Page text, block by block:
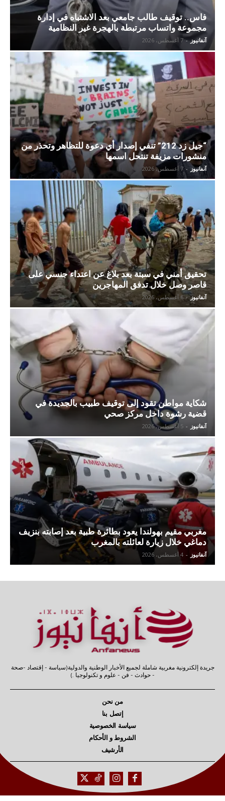
فاس.. توقيف طالب جامعي بعد الاشتباه في إدارة
مجموعة واتساب مرتبطة بالهجرة غير النظامية
آنفانيوز - 7 أغسطس، 2026
“جيل زد 212” تنفي إصدار أي دعوة للتظاهر وتحذر من
منشورات مزيفة تنتحل اسمها
آنفانيوز - 7 أغسطس، 2026
تحقيق أمني في سبتة بعد بلاغ عن اعتداء جنسي على
قاصر وصل خلال تدفق المهاجرين
آنفانيوز - 6 أغسطس، 2026
شكاية مواطن تقود إلى توقيف طبيب بالجديدة في
قضية رشوة داخل مركز صحي
آنفانيوز - 5 أغسطس، 2026
مغربي مقيم بهولندا يعود بطائرة طبية بعد إصابته بنزيف
دماغي خلال زيارة لعائلته بالمغرب
آنفانيوز - 4 أغسطس، 2026
جريدة إلكترونية مغربية شاملة لجميع الأخبار الوطنية والدولية(سياسة - إقتصاد -صحة
- حوادث - فن - علوم و تكنولوجيا .)
من نحن
إتصل بنا
سياسة الخصوصية
الشروط و الأحكام
الأرشيف